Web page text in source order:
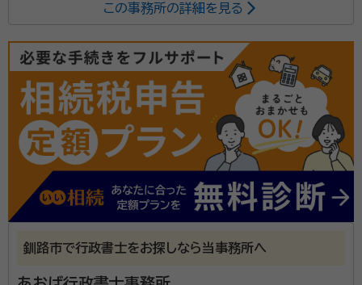
この事務所の詳細を見る
釧路市で行政書士をお探しなら当事務所へ